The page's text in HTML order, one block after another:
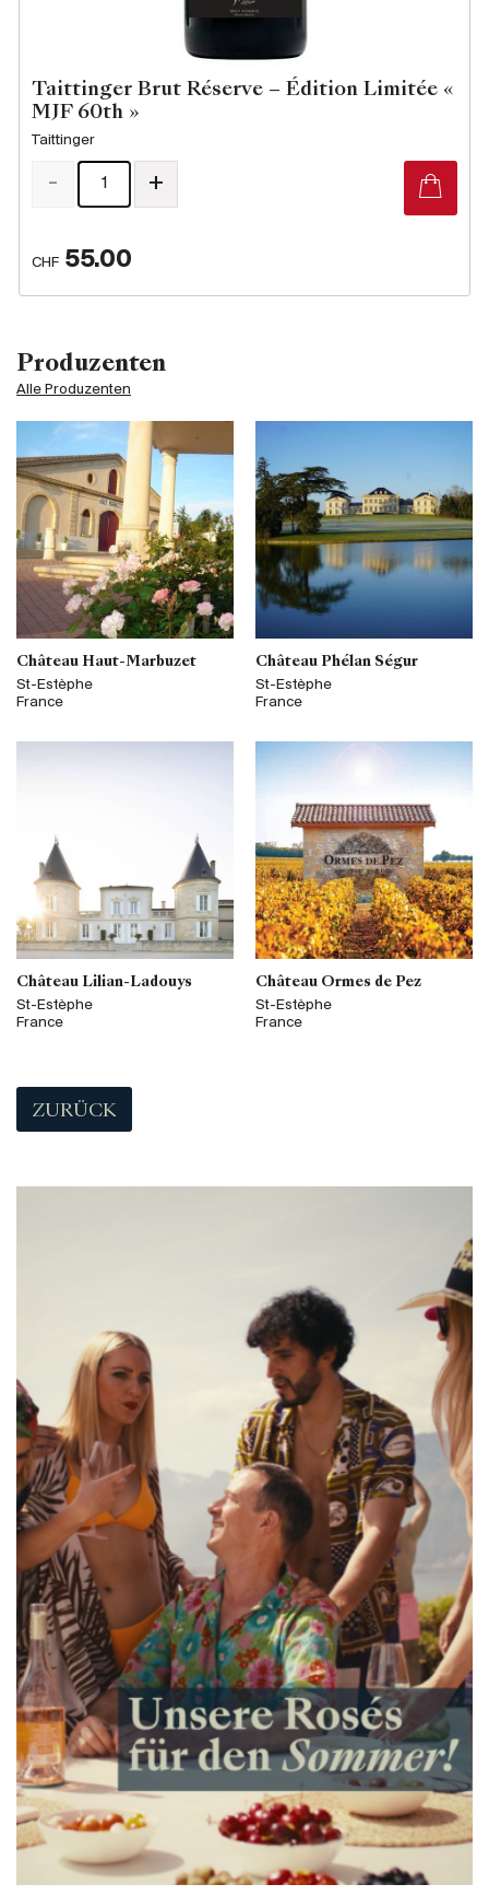
Produzenten
Alle Produzenten
Château Haut-Marbuzet
St-Estèphe
France
Château Phélan Ségur
St-Estèphe
France
Château Lilian-Ladouys
St-Estèphe
France
Château Ormes de Pez
St-Estèphe
France
ZURÜCK
Taittinger Brut Réserve – Édition Limitée «
MJF 60th »
Taittinger
CHF 55.00
- +